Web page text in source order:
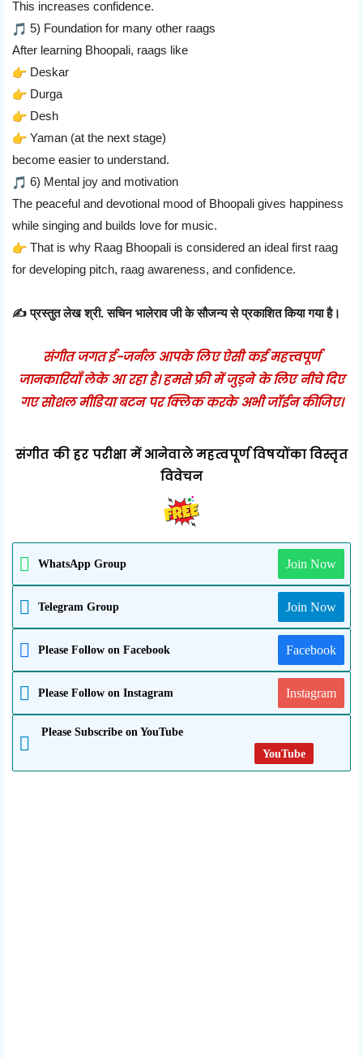
This increases confidence.
5) Foundation for many other raags
After learning Bhoopali, raags like
Deskar
Durga
Desh
Yaman (at the next stage)
become easier to understand.
6) Mental joy and motivation
The peaceful and devotional mood of Bhoopali gives happiness
while singing and builds love for music.
That is why Raag Bhoopali is considered an ideal first raag
for developing pitch, raag awareness, and confidence.
✍️ प्रस्तुत लेख श्री. सचिन भालेराव जी के सौजन्य से प्रकाशित किया गया है।
संगीत जगत ई-जर्नल आपके लिए ऐसी कई महत्त्वपूर्ण
जानकारियाँ लेके आ रहा है। हमसे फ्री में जुड़ने के लिए नीचे दिए
गए सोशल मीडिया बटन पर क्लिक करके अभी जॉईन कीजिए।
संगीत की हर परीक्षा में आनेवाले महत्वपूर्ण विषयोंका विस्तृत
विवेचन
WhatsApp Group Join Now
Telegram Group Join Now
Please Follow on Facebook Facebook
Please Follow on Instagram Instagram
Please Subscribe on YouTube
YouTube